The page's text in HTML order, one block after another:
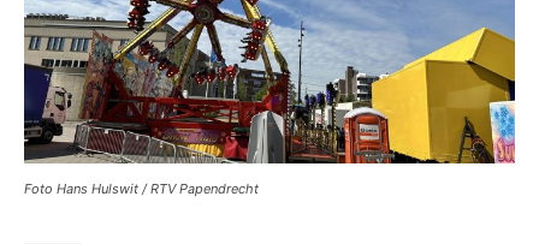
Foto Hans Hulswit / RTV Papendrecht